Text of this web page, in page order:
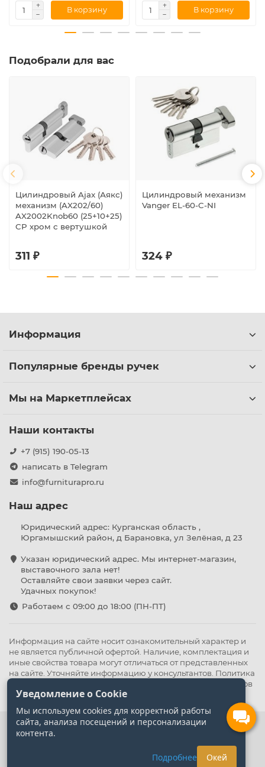
В корзину В корзину
Подобрали для вас
Цилиндровый Ajax (Аякс)
механизм (AX202/60)
AX2002Knob60 (25+10+25)
CP хром с вертушкой
311 ₽
Цилиндровый механизм
Vanger EL-60-C-NI
324 ₽
Информация
Популярные бренды ручек
Мы на Маркетплейсах
Наши контакты
+7 (915) 190-05-13
написать в Telegram
info@furniturapro.ru
Наш адрес
Юридический адрес: Курганская область ,
Юргамышский район, д Барановка, ул Зелёная, д 23
Указан юридический адрес. Мы интернет-магазин,
выставочного зала нет!
Оставляйте свои заявки через сайт.
Удачных покупок!
Работаем с 09:00 до 18:00 (ПН-ПТ)
Информация на сайте носит ознакомительный характер и
не является публичной офертой. Наличие, комплектация и
иные свойства товара могут отличаться от представленных
на сайте. Уточняйте информацию у консультантов. Политика
Политика обработки файлов
cookie
Уведомление о Cookie
Мы используем cookies для корректной работы
сайта, анализа посещений и персонализации
контента.
Подробнее Окей